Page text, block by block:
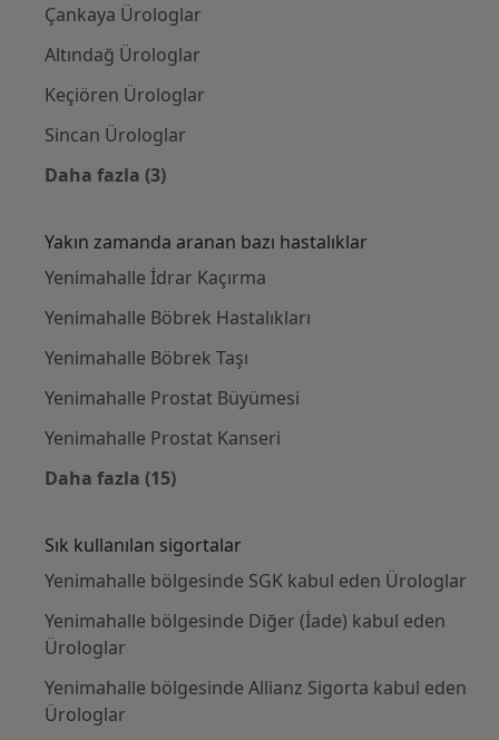
Çankaya Ürologlar
Altındağ Ürologlar
Keçiören Ürologlar
Sincan Ürologlar
Daha fazla (3)
Yakın zamanda aranan bazı hastalıklar
Yenimahalle İdrar Kaçırma
Yenimahalle Böbrek Hastalıkları
Yenimahalle Böbrek Taşı
Yenimahalle Prostat Büyümesi
Yenimahalle Prostat Kanseri
Daha fazla (15)
Sık kullanılan sigortalar
Yenimahalle bölgesinde SGK kabul eden Ürologlar
Yenimahalle bölgesinde Diğer (İade) kabul eden
Ürologlar
Yenimahalle bölgesinde Allianz Sigorta kabul eden
Ürologlar